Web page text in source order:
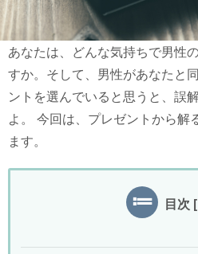
あなたは、どんな気持ちで男性
すか。そして、男性があなたと
ントを選んでいると思うと、誤
よ。 今回は、プレゼントから解
ます。
目次 [